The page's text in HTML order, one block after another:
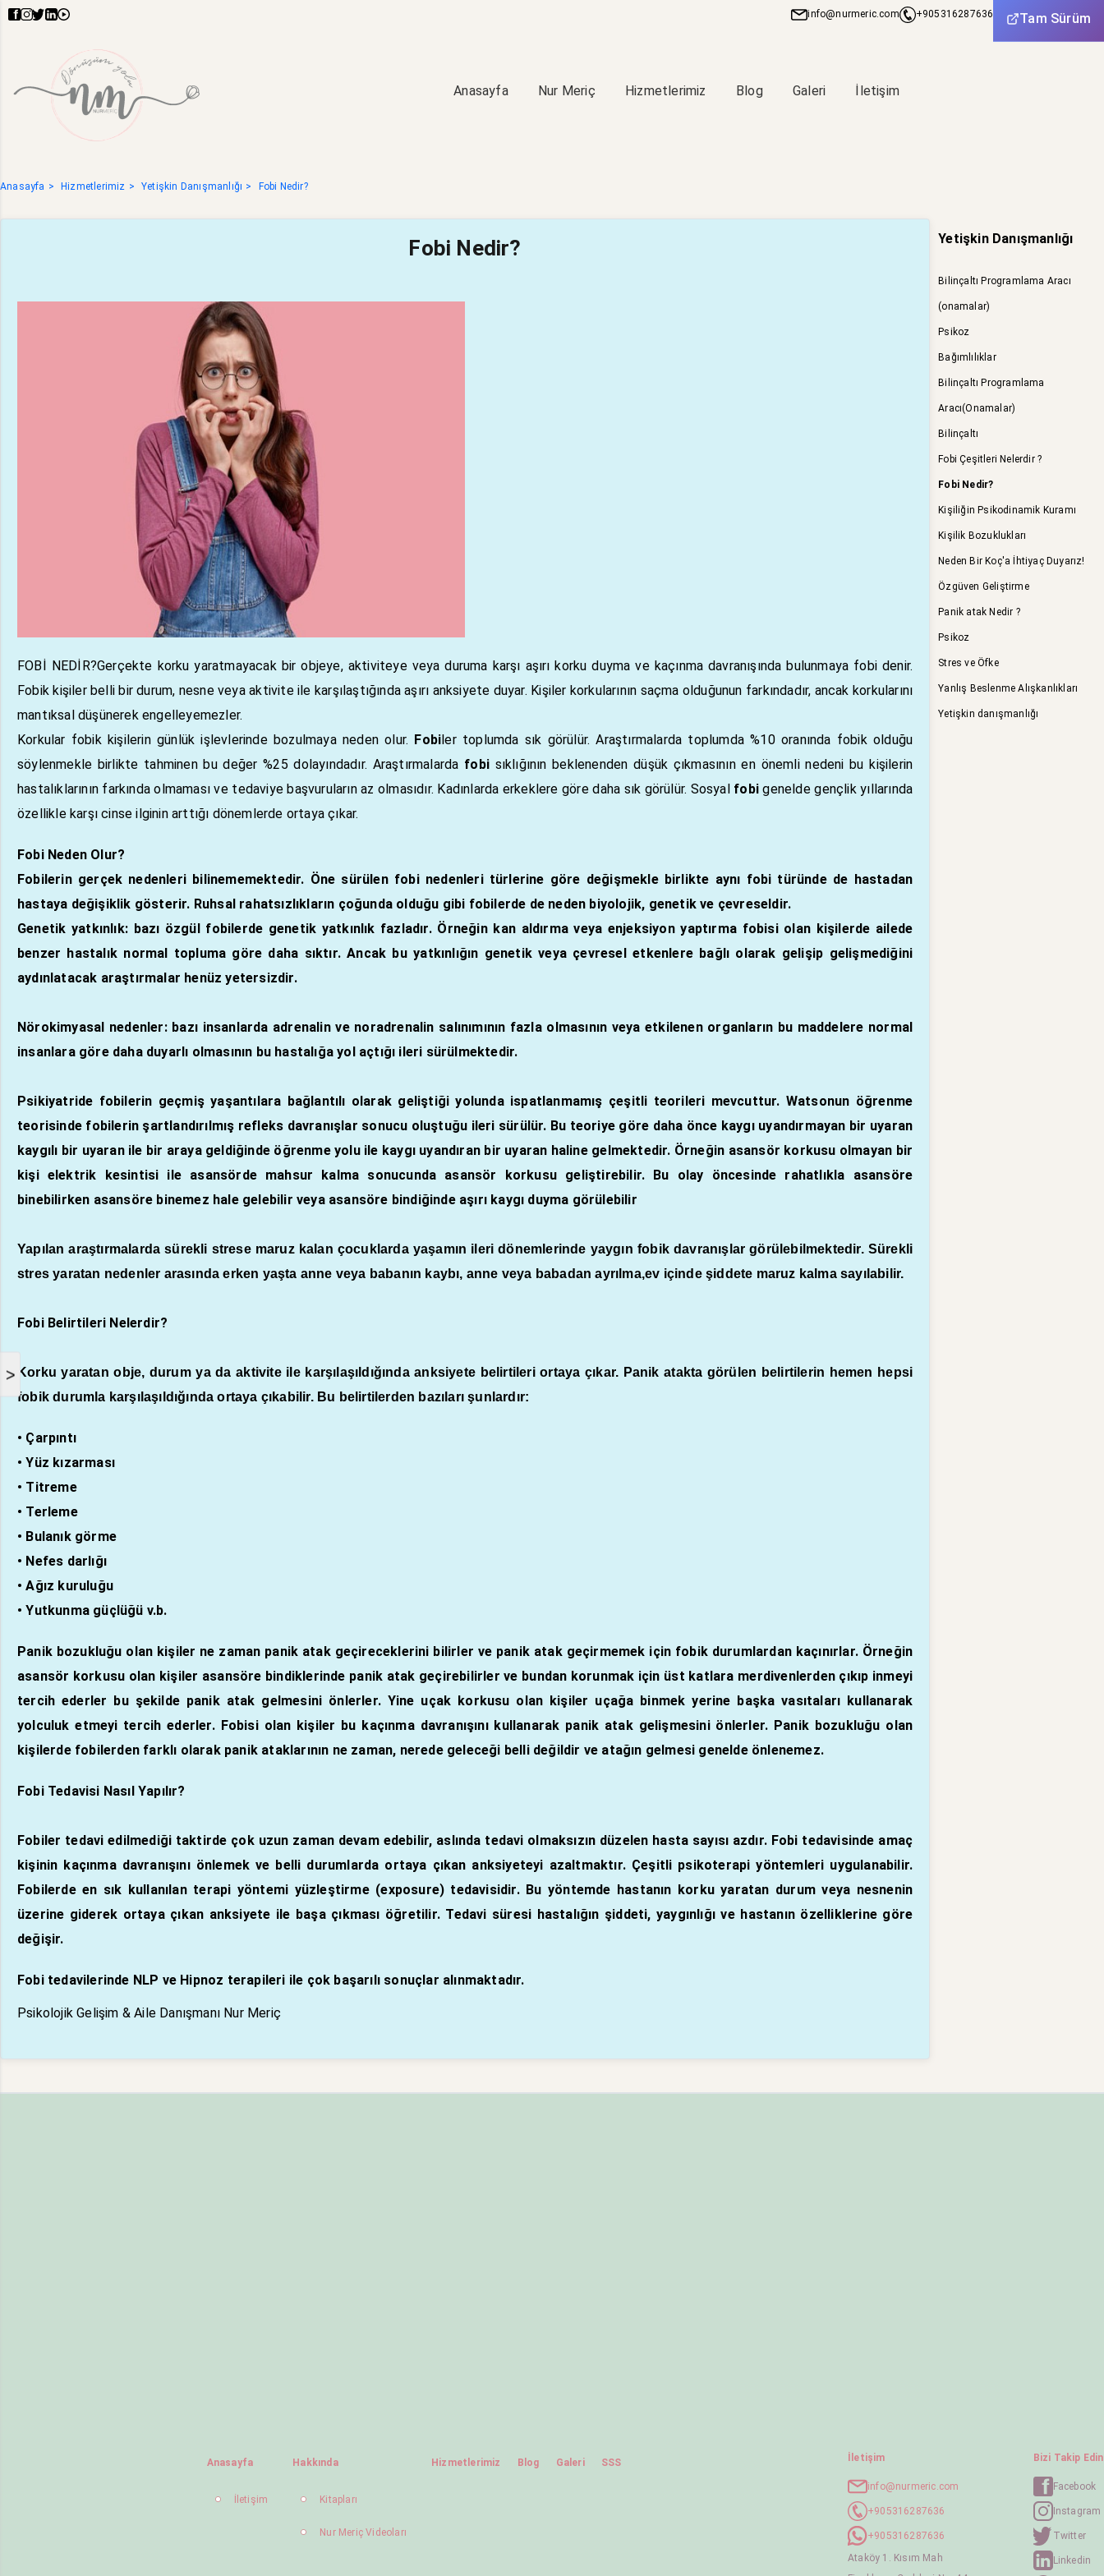
Tam Sürüm
info@nurmeric.com +905316287636 +905316287636
Anasayfa Nur Meriç Hizmetlerimiz Blog Galeri İletişim
>
Anasayfa Hizmetlerimiz Yetişkin Danışmanlığı Fobi Nedir?
Fobi Nedir?
FOBİ NEDİR?Gerçekte korku yaratmayacak bir objeye, aktiviteye veya duruma karşı aşırı korku duyma ve kaçınma davranışında bulunmaya fobi denir.
Fobik kişiler belli bir durum, nesne veya aktivite ile karşılaştığında aşırı anksiyete duyar. Kişiler korkularının saçma olduğunun farkındadır, ancak korkularını
mantıksal düşünerek engelleyemezler.
Korkular fobik kişilerin günlük işlevlerinde bozulmaya neden olur. Fobiler toplumda sık görülür. Araştırmalarda toplumda %10 oranında fobik olduğu
söylenmekle birlikte tahminen bu değer %25 dolayındadır. Araştırmalarda fobisıklığının beklenenden düşük çıkmasının en önemli nedeni bu kişilerin
hastalıklarının farkında olmaması ve tedaviye başvuruların az olmasıdır. Kadınlarda erkeklere göre daha sık görülür. Sosyal fobi genelde gençlik yıllarında
özellikle karşı cinse ilginin arttığı dönemlerde ortaya çıkar.
Fobi Neden Olur?
Fobilerin gerçek nedenleri bilinememektedir. Öne sürülen fobinedenleri türlerine göre değişmekle birlikte aynı fobi türünde de hastadan
hastaya değişiklik gösterir. Ruhsal rahatsızlıkların çoğunda olduğu gibi fobilerde de neden biyolojik, genetik ve çevreseldir.
Genetik yatkınlık: bazı özgül fobilerde genetik yatkınlık fazladır. Örneğin kan aldırma veya enjeksiyon yaptırma fobisi olan kişilerde ailede
benzer hastalık normal topluma göre daha sıktır. Ancak bu yatkınlığın genetik veya çevresel etkenlere bağlı olarak gelişip gelişmediğini
aydınlatacak araştırmalar henüz yetersizdir.
Nörokimyasal nedenler: bazı insanlarda adrenalin ve noradrenalin salınımının fazla olmasının veya etkilenen organların bu maddelere normal
insanlara göre daha duyarlı olmasının bu hastalığa yol açtığı ileri sürülmektedir.
Psikiyatride fobilerin geçmiş yaşantılara bağlantılı olarak geliştiği yolunda ispatlanmamış çeşitli teorileri mevcuttur. Watsonun öğrenme
teorisinde fobilerin şartlandırılmış refleks davranışlar sonucu oluştuğu ileri sürülür. Bu teoriye göre daha önce kaygı uyandırmayan bir uyaran
kaygılı bir uyaran ile bir araya geldiğinde öğrenme yolu ile kaygı uyandıran bir uyaran haline gelmektedir. Örneğin asansör korkusu olmayan bir
kişi elektrik kesintisi ile asansörde mahsur kalma sonucunda asansör korkusu geliştirebilir. Bu olay öncesinde rahatlıkla asansöre
binebilirken asansöre binemez hale gelebilir veya asansöre bindiğinde aşırı kaygı duyma görülebilir
Yapılan araştırmalarda sürekli strese maruz kalan çocuklarda yaşamın ileri dönemlerinde yaygın fobik davranışlar görülebilmektedir. Sürekli
stres yaratan nedenler arasında erken yaşta anne veya babanın kaybı, anne veya babadan ayrılma,ev içinde şiddete maruz kalma sayılabilir.
Fobi Belirtileri Nelerdir?
Korku yaratan obje, durum ya da aktivite ile karşılaşıldığında anksiyete belirtileri ortaya çıkar. Panik atakta görülen belirtilerin hemen hepsi
fobik durumla karşılaşıldığında ortaya çıkabilir. Bu belirtilerden bazıları şunlardır:
• Çarpıntı
• Yüz kızarması
• Titreme
• Terleme
• Bulanık görme
• Nefes darlığı
• Ağız kuruluğu
• Yutkunma güçlüğü v.b.
Panik bozukluğu olan kişiler ne zaman panik atak geçireceklerini bilirler ve panik atak geçirmemek için fobik durumlardan kaçınırlar. Örneğin
asansör korkusu olan kişiler asansöre bindiklerinde panik atak geçirebilirler ve bundan korunmak için üst katlara merdivenlerden çıkıp inmeyi
tercih ederler bu şekilde panik atak gelmesini önlerler. Yine uçak korkusu olan kişiler uçağa binmek yerine başka vasıtaları kullanarak
yolculuk etmeyi tercih ederler. Fobisi olan kişiler bu kaçınma davranışını kullanarak panik atak gelişmesini önlerler. Panik bozukluğu olan
kişilerde fobilerden farklı olarak panik ataklarının ne zaman, nerede geleceği belli değildir ve atağın gelmesi genelde önlenemez.
Fobi Tedavisi Nasıl Yapılır?
Fobiler tedavi edilmediği taktirde çok uzun zaman devam edebilir, aslında tedavi olmaksızın düzelen hasta sayısı azdır. Fobi tedavisinde amaç
kişinin kaçınma davranışını önlemek ve belli durumlarda ortaya çıkan anksiyeteyi azaltmaktır. Çeşitli psikoterapi yöntemleri uygulanabilir.
Fobilerde en sık kullanılan terapi yöntemi yüzleştirme (exposure) tedavisidir. Bu yöntemde hastanın korku yaratan durum veya nesnenin
üzerine giderek ortaya çıkan anksiyete ile başa çıkması öğretilir. Tedavi süresi hastalığın şiddeti, yaygınlığı ve hastanın özelliklerine göre
değişir.
Fobi tedavilerinde NLP ve Hipnoz terapileri ile çok başarılı sonuçlar alınmaktadır.
Psikolojik Gelişim & Aile Danışmanı Nur Meriç
Yetişkin Danışmanlığı
Bilinçaltı Programlama Aracı
(onamalar)
Psikoz
Bağımlılıklar
Bilinçaltı Programlama
Aracı(Onamalar)
Bilinçaltı
Fobi Çeşitleri Nelerdir ?
Fobi Nedir?
Kişiliğin Psikodinamik Kuramı
Kişilik Bozuklukları
Neden Bir Koç'a İhtiyaç Duyarız!
Özgüven Geliştirme
Panik atak Nedir ?
Psikoz
Stres ve Öfke
Yanlış Beslenme Alışkanlıkları
Yetişkin danışmanlığı
Anasayfa
İletişim
Hakkında
Kitapları
Nur Meriç Videoları
Hizmetlerimiz Blog Galeri SSS İletişim
info@nurmeric.com
+905316287636
+905316287636
Ataköy 1. Kısım Mah
Bizi Takip Edin
Facebook
Instagram
Twitter
Linkedin